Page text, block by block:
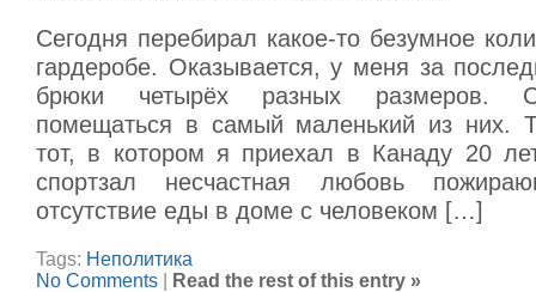
Сегодня перебирал какое-то безумное
гардеробе. Оказывается, у меня за
брюки четырёх разных размеров.
помещаться в самый маленький из них.
тот, в котором я приехал в Канаду 20
спортзал несчастная любовь
отсутствие еды в доме с человеком […]
Tags: Неполитика
No Comments
Read the rest of this entry »